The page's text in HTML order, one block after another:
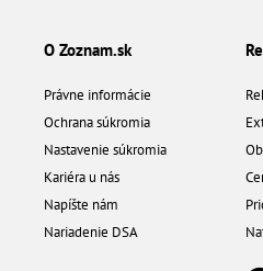
O Zoznam.sk
Právne informácie
Ochrana súkromia
Nastavenie súkromia
Kariéra u nás
Napíšte nám
Nariadenie DSA